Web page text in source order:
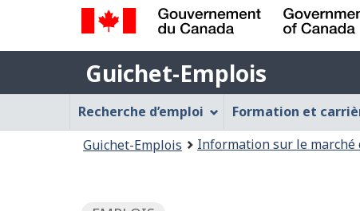
Gouvernement
du
Canada
/
Government
of
Guichet-
Emplois
Guichet-Emplois
Menu
Guichet-
Emplois
Recherche d’emploi Formation et
Guichet-Emplois Information sur le marché